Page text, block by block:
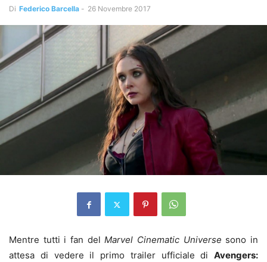
Di Federico Barcella - 26 Novembre 2017
Mentre tutti i fan delMarvel Cinematic Universe sono in
attesa di vedere il primo trailer ufficiale di Avengers: